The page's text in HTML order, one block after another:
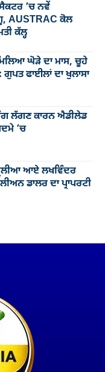
’ਚ ਨਵੇਂ
AUSTRAC ਕੋਲ
ਕੱਲ੍ਹ
ਘੋੜੇ ਦਾ ਮਾਸ, ਚੂਹੇ
ਫਾਈਲਾਂ ਦਾ ਖੁਲਾਸਾ
ਲੱਗਣ ਕਾਰਨ ਐਡੀਲੇਡ
’ਚ
ਆਏ ਲਖਵਿੰਦਰ
ਡਾਲਰ ਦਾ ਪ੍ਰਾਪਰਟੀ